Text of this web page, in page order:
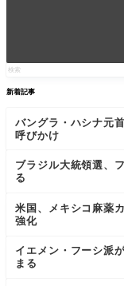
新着記事
バングラ・ハシナ元
呼びかけ
ブラジル大統領選、
る
米国、メキシコ麻薬
強化
イエメン・フーシ派
まる